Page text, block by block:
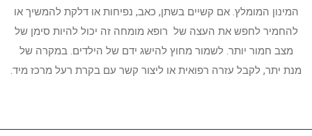
המינון המומלץ. אם קשיים בשתן, כאב, נפיחות או דלקת להמשיך או
להחמיר לחפש את העצה של רופא מומחה זה יכול להיות סימן של
מצב חמור יותר. לשמור מחוץ להישג ידם של הילדים. במקרה של
מנת יתר, לקבל עזרה רפואית או ליצור קשר עם בקרת רעל מרכז מיד.